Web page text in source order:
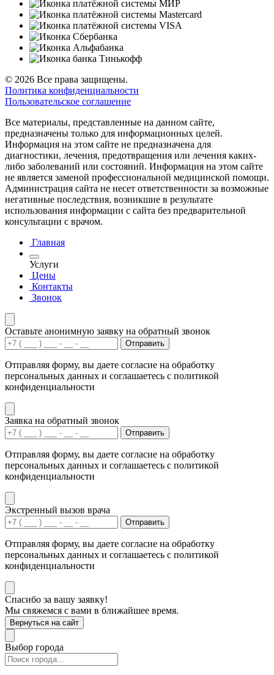
© 2026 Все права защищены.
Политика конфиденциальности
Пользовательское соглашение
Все материалы, представленные на данном сайте,
предназначены только для информационных целей.
Информация на этом сайте не предназначена для
диагностики, лечения, предотвращения или лечения каких-
либо заболеваний или состояний. Информация на этом сайте
не является заменой профессиональной медицинской помощи.
Администрация сайта не несет ответственности за возможные
негативные последствия, возникшие в результате
использования информации с сайта без предварительной
консультации с врачом.
Главная
Услуги
Цены
Контакты
Звонок
Оставьте анонимную заявку на обратный звонок
Отправить
Отправляя форму, вы даете согласие на обработку
персональных данных и соглашаетесь с политикой
конфиденциальности
Заявка на обратный звонок
Отправить
Отправляя форму, вы даете согласие на обработку
персональных данных и соглашаетесь с политикой
конфиденциальности
Экстренный вызов врача
Отправить
Отправляя форму, вы даете согласие на обработку
персональных данных и соглашаетесь с политикой
конфиденциальности
Спасибо за вашу заявку!
Мы свяжемся с вами в ближайшее время.
Вернуться на сайт
Выбор города